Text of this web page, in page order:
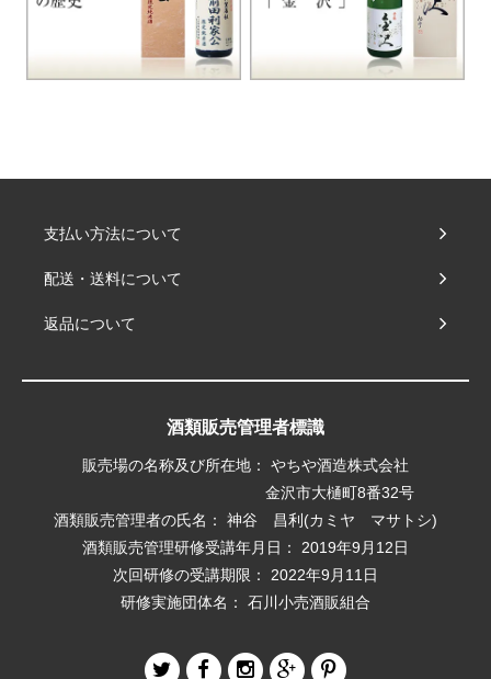
支払い方法について
配送・送料について
返品について
酒類販売管理者標識
販売場の名称及び所在地： やちや酒造株式会社
金沢市大樋町8番32号
酒類販売管理者の氏名： 神谷 昌利(カミヤ マサトシ)
酒類販売管理研修受講年月日： 2019年9月12日
次回研修の受講期限： 2022年9月11日
研修実施団体名： 石川小売酒販組合